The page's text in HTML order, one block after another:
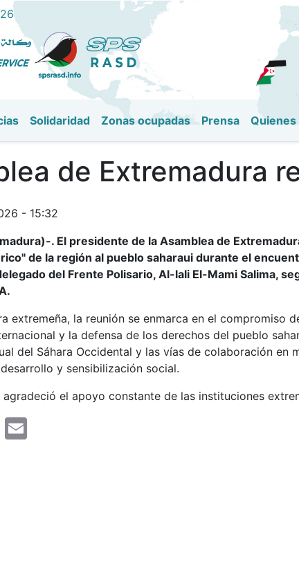
Solidaridad Zonas ocupadas Prensa
de Extremadura
- 15:32
. El presidente de la Asamblea de
de la región al pueblo saharaui durante el
del Frente Polisario, Al-lali El-Mami Salima,
extremeña, la reunión se enmarca en el compromiso
y la defensa de los derechos del pueblo
del Sáhara Occidental y las vías de colaboración en
y sensibilización social.
agradeció el apoyo constante de las instituciones
Twitter